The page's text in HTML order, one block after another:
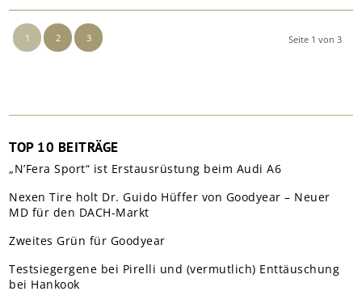
Seite 1 von 3
1 2 3
TOP 10 BEITRÄGE
„N’Fera Sport“ ist Erstausrüstung beim Audi A6
Nexen Tire holt Dr. Guido Hüffer von Goodyear – Neuer
MD für den DACH-Markt
Zweites Grün für Goodyear
Testsiegergene bei Pirelli und (vermutlich) Enttäuschung
bei Hankook